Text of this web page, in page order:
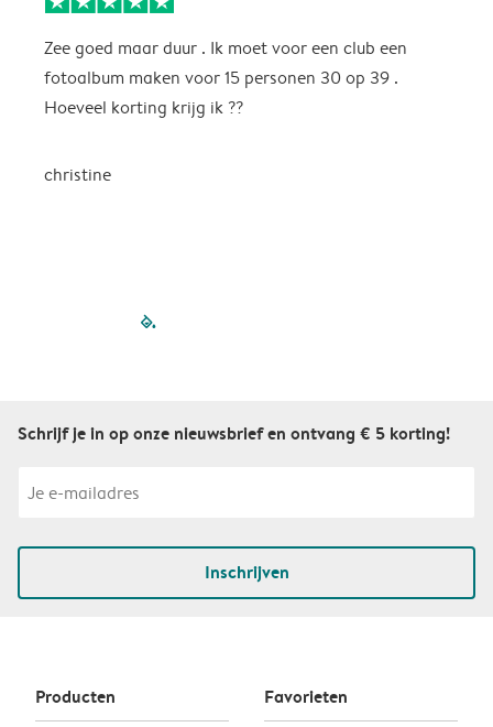
Zee goed maar duur . Ik moet voor een club een
fotoalbum maken voor 15 personen 30 op 39 .
Hoeveel korting krijg ik ??
christine
filled-pagination
Schrijf je in op onze nieuwsbrief en ontvang € 5 korting!
Inschrijven
Producten Favorieten